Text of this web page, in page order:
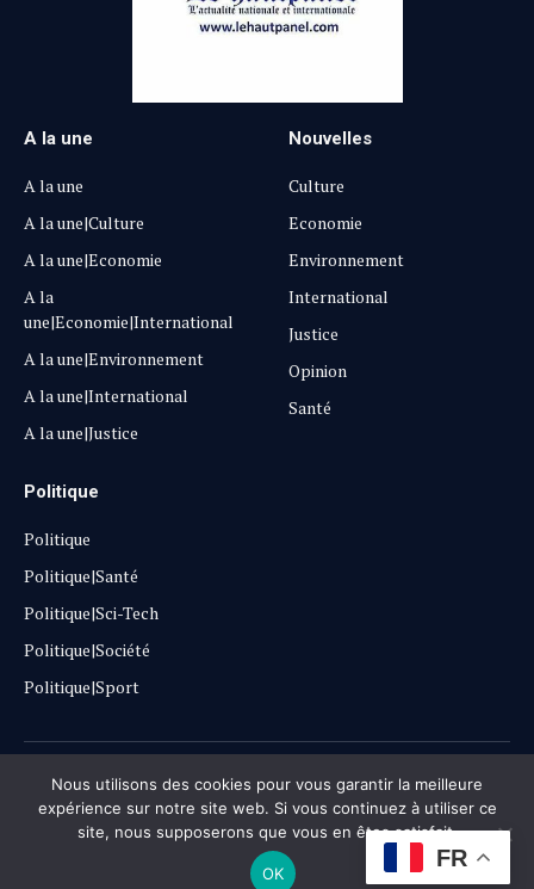
A la une
A la une
A la une|Culture
A la une|Economie
A la
une|Economie|International
A la une|Environnement
A la une|International
A la une|Justice
Nouvelles
Culture
Economie
Environnement
International
Justice
Opinion
Santé
Politique
Politique
Politique|Santé
Politique|Sci-Tech
Politique|Société
Politique|Sport
Copyright © 2025 Lehautpanel
Confidentialité Contact Don
FR
Nous utilisons des cookies pour vous garantir la meilleure
expérience sur notre site web. Si vous continuez à utiliser ce
site, nous supposerons que vous en êtes satisfait.
OK